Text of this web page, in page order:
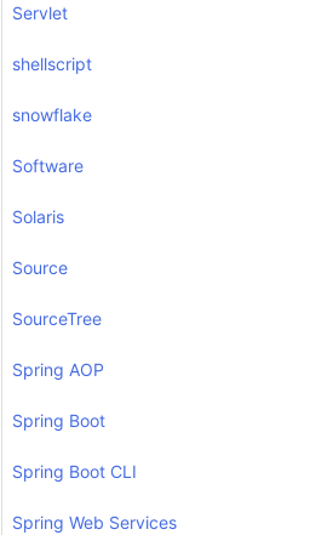
Servlet
shellscript
snowflake
Software
Solaris
Source
SourceTree
Spring AOP
Spring Boot
Spring Boot CLI
Spring Web Services